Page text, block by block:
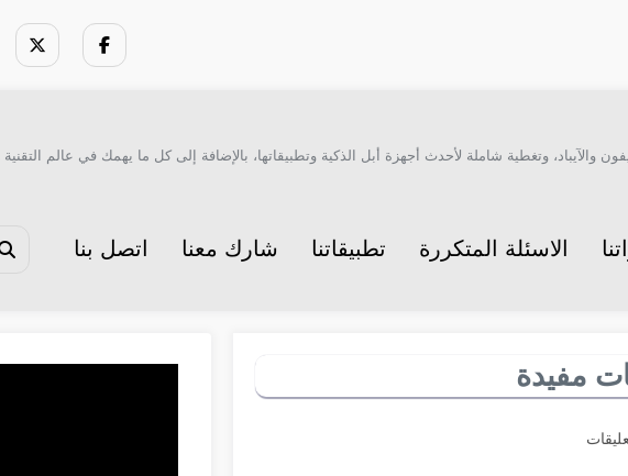
وتغطية شاملة لأحدث أجهزة أبل الذكية وتطبيقاتها، بالإضافة إلى كل ما يهمك في عالم التقنية
الاسئلة المتكررة تطبيقاتنا شارك معنا اتصل بنا